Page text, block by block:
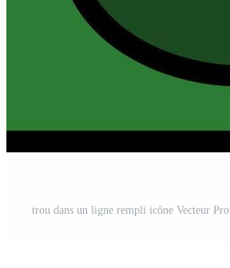
trou dans un ligne rempli icône Vecteur Pro